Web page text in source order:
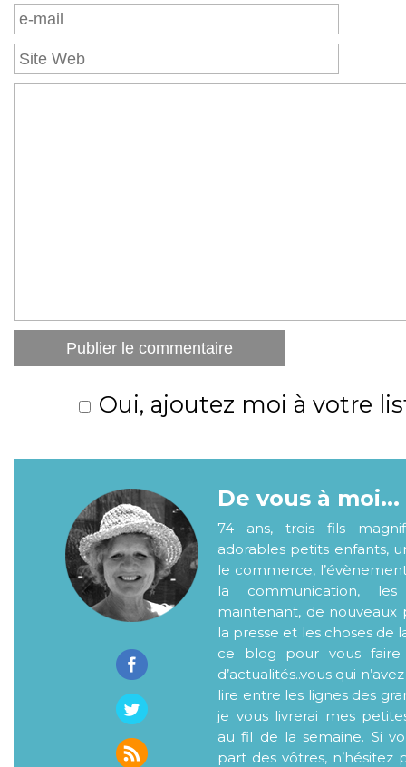
Oui, ajoutez moi à votre
De vous à moi...
74 ans, trois fils
adorables petits enfants,
le commerce,
la communication,
maintenant, de nouveaux
la presse et les choses de
ce blog pour vous faire
d’actualités..vous qui
lire entre les lignes des
je vous livrerai mes
au fil de la semaine. Si
part des vôtres, n’hésitez